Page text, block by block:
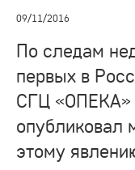
09/11/2016
По следам
первых в
СГЦ «ОПЕКА»
опубликовал
этому